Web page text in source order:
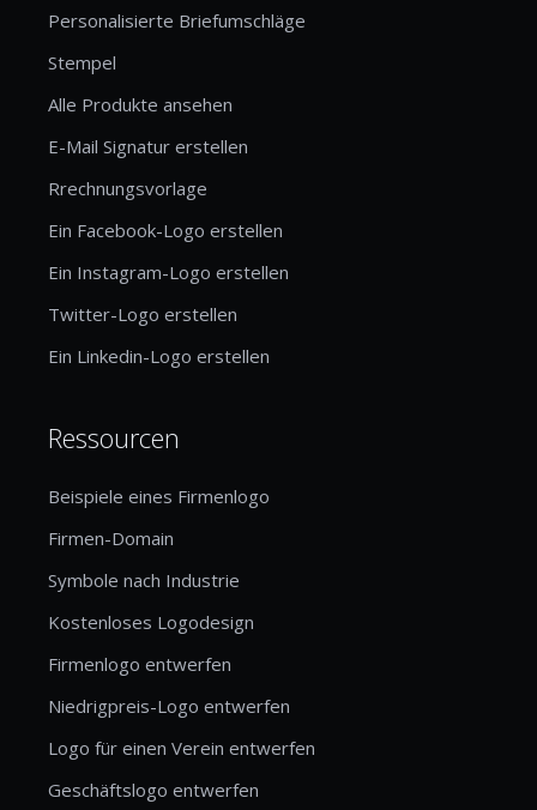
Personalisierte Briefumschläge
Stempel
Alle Produkte ansehen
E-Mail Signatur erstellen
Rrechnungsvorlage
Ein Facebook-Logo erstellen
Ein Instagram-Logo erstellen
Twitter-Logo erstellen
Ein Linkedin-Logo erstellen
Ressourcen
Beispiele eines Firmenlogo
Firmen-Domain
Symbole nach Industrie
Kostenloses Logodesign
Firmenlogo entwerfen
Niedrigpreis-Logo entwerfen
Logo für einen Verein entwerfen
Geschäftslogo entwerfen